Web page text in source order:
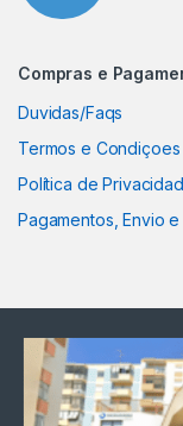
Compras e
Duvidas/Faqs
Termos e Condiçoes
Política de
Pagamentos, Envio e